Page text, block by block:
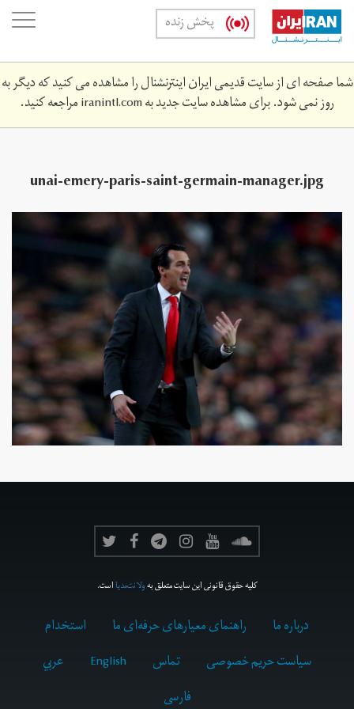
Skip
main
content
پخش زنده
شما صفحه ای از سایت قدیمی ایران اینترنشنال را مشاهده می کنید که دیگر به
روز نمی شود. برای مشاهده سایت جدید بهiranintl.comمراجعه کنید.
unai-emery-paris-saint-germain-manager.jpg
کلیه حقوق قانونی این سایت متعلق بهولانت‌مدیااست.
درباره ما راهنمای معیارهای حرفه‌ای ما
استخدام
سیاست حریم خصوصی
تماس English
عربي
فارسى